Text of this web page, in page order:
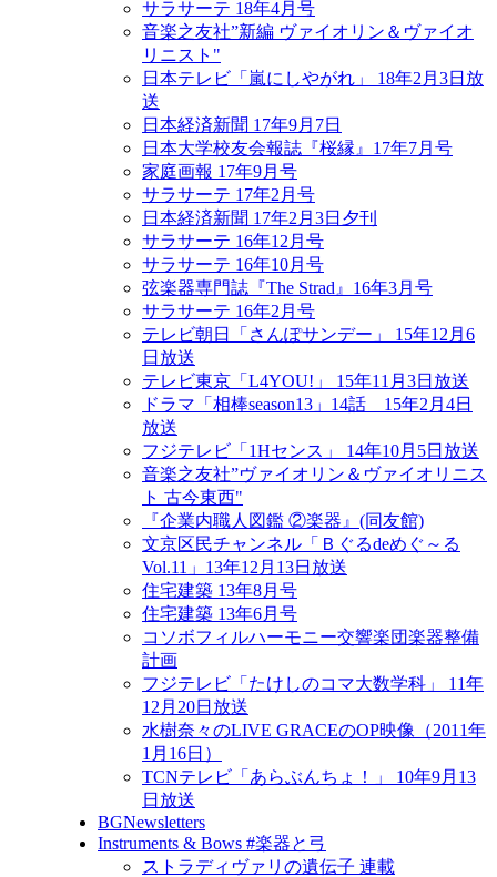
サラサーテ 18年4月号
音楽之友社”新編 ヴァイオリン＆ヴァイオ
リニスト"
日本テレビ「嵐にしやがれ」 18年2月3日放
送
日本経済新聞 17年9月7日
日本大学校友会報誌『桜縁』17年7月号
家庭画報 17年9月号
サラサーテ 17年2月号
日本経済新聞 17年2月3日夕刊
サラサーテ 16年12月号
サラサーテ 16年10月号
弦楽器専門誌『The Strad』16年3月号
サラサーテ 16年2月号
テレビ朝日「さんぽサンデー」 15年12月6
日放送
テレビ東京「L4YOU!」 15年11月3日放送
ドラマ「相棒season13」14話 15年2月4日
放送
フジテレビ「1Hセンス」 14年10月5日放送
音楽之友社”ヴァイオリン＆ヴァイオリニス
ト 古今東西"
『企業内職人図鑑 ②楽器』(同友館)
文京区民チャンネル「Ｂぐるdeめぐ～る
Vol.11」13年12月13日放送
住宅建築 13年8月号
住宅建築 13年6月号
コソボフィルハーモニー交響楽団楽器整備
計画
フジテレビ「たけしのコマ大数学科」 11年
12月20日放送
水樹奈々のLIVE GRACEのOP映像（2011年
1月16日）
TCNテレビ「あらぶんちょ！」 10年9月13
日放送
BGNewsletters
Instruments & Bows #楽器と弓
ストラディヴァリの遺伝子 連載